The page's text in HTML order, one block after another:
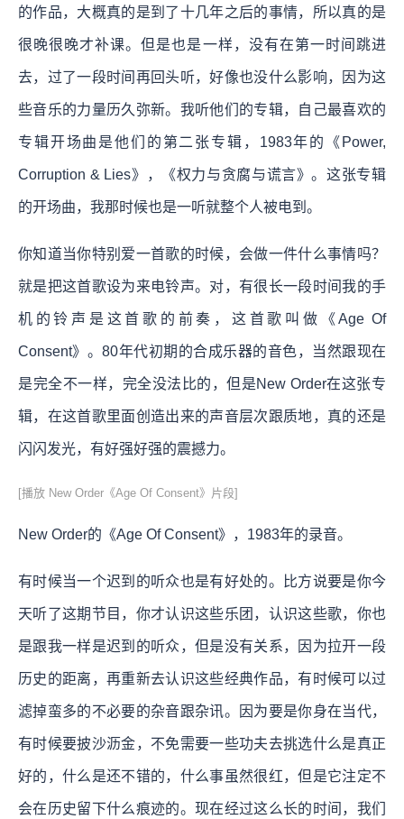
的作品，大概真的是到了十几年之后的事情，所以真的是
很晚很晚才补课。但是也是一样，没有在第一时间跳进
去，过了一段时间再回头听，好像也没什么影响，因为这
些音乐的力量历久弥新。我听他们的专辑，自己最喜欢的
专辑开场曲是他们的第二张专辑，1983年的《Power,
Corruption & Lies》，《权力与贪腐与谎言》。这张专辑
的开场曲，我那时候也是一听就整个人被电到。
你知道当你特别爱一首歌的时候，会做一件什么事情吗？
就是把这首歌设为来电铃声。对，有很长一段时间我的手
机的铃声是这首歌的前奏，这首歌叫做《Age Of
Consent》。80年代初期的合成乐器的音色，当然跟现在
是完全不一样，完全没法比的，但是New Order在这张专
辑，在这首歌里面创造出来的声音层次跟质地，真的还是
闪闪发光，有好强好强的震撼力。
[播放 New Order《Age Of Consent》片段]
New Order的《Age Of Consent》，1983年的录音。
有时候当一个迟到的听众也是有好处的。比方说要是你今
天听了这期节目，你才认识这些乐团，认识这些歌，你也
是跟我一样是迟到的听众，但是没有关系，因为拉开一段
历史的距离，再重新去认识这些经典作品，有时候可以过
滤掉蛮多的不必要的杂音跟杂讯。因为要是你身在当代，
有时候要披沙沥金，不免需要一些功夫去挑选什么是真正
好的，什么是还不错的，什么事虽然很红，但是它注定不
会在历史留下什么痕迹的。 现在经过这么长的时间，我们